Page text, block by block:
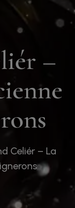
–
Celiér – La